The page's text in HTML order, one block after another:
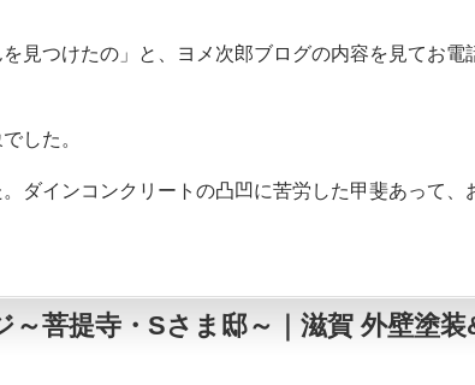
見つけたの」と、ヨメ次郎ブログの内容を見てお電
した。
ダインコンクリートの凸凹に苦労した甲斐あって、
菩提寺・Sさま邸～｜滋賀 外壁塗装